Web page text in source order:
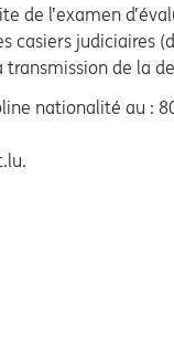
de l’examen
casiers
de la
nationalité au :